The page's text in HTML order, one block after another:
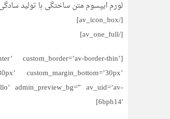
لورم ایپسوم متن ساختگی با تولید
[/av_icon_box]
[/av_one_full]
custom_border=’av-border-thin’
custom_margin_bottom=’30px’
admin_preview_bg=” av_uid=’av-
6bph14′]